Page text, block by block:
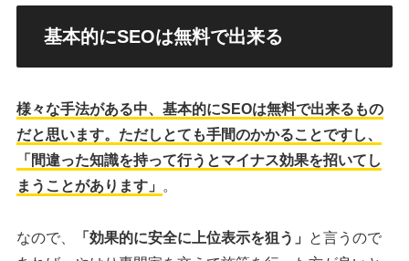
基本的にSEOは無料で出来る
様々な手法がある中、基本的にSEOは無料で出来るもの
だと思います。ただしとても手間のかかることですし、
「間違った知識を持って行うとマイナス効果を招いてし
まうことがあります」 。
なので、 「効果的に安全に上位表示を狙う」
と言うので